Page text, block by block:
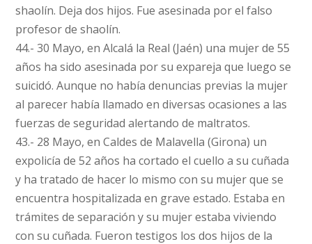
shaolín. Deja dos hijos. Fue asesinada por el falso
profesor de shaolín.
44.- 30 Mayo, en Alcalá la Real (Jaén) una mujer de 55
años ha sido asesinada por su expareja que luego se
suicidó. Aunque no había denuncias previas la mujer
al parecer había llamado en diversas ocasiones a las
fuerzas de seguridad alertando de maltratos.
43.- 28 Mayo, en Caldes de Malavella (Girona) un
expolicía de 52 años ha cortado el cuello a su cuñada
y ha tratado de hacer lo mismo con su mujer que se
encuentra hospitalizada en grave estado. Estaba en
trámites de separación y su mujer estaba viviendo
con su cuñada. Fueron testigos los dos hijos de la